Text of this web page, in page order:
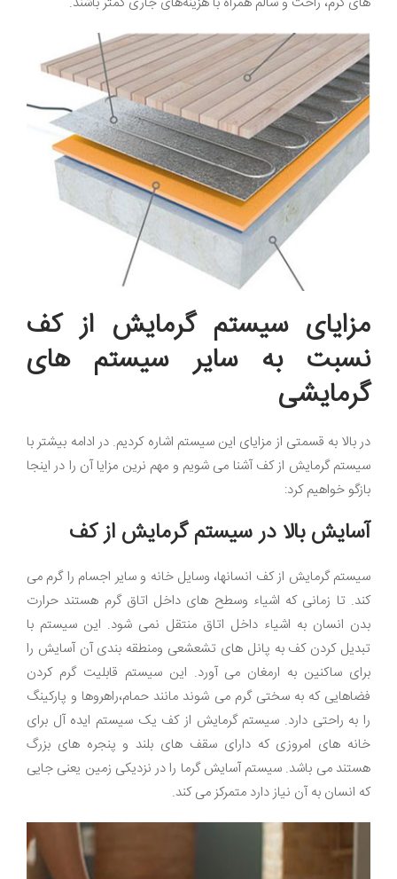
مزایای سیستم گرمایش از کف
نسبت به سایر سیستم های
گرمایشی
در بالا به قسمتی از مزایای این سیستم اشاره کردیم. در ادامه بیشتر با
سیستم گرمایش از کف آشنا می شویم و مهم نرین مزایا آن را در اینجا
بازگو خواهیم کرد:
آسایش بالا در سیستم گرمایش از کف
سیستم گرمایش از کف انسانها، وسایل خانه و سایر اجسام را گرم می
کند. تا زمانی که اشیاء وسطح های داخل اتاق گرم هستند حرارت
بدن انسان به اشیاء داخل اتاق منتقل نمی شود. این سیستم با
تبدیل کردن کف به پانل های تشعشعی ومنطقه بندی آن آسایش را
برای ساکنین به ارمغان می آورد. این سیستم قابلیت گرم کردن
فضاهایی که به سختی گرم می شوند مانند حمام،راهروها و پارکینگ
را به راحتی دارد. سیستم گرمایش از کف یک سیستم ایده آل برای
خانه های امروزی که دارای سقف های بلند و پنجره های بزرگ
هستند می باشد. سیستم آسایش گرما را در نزدیکی زمین یعنی جایی
که انسان به آن نیاز دارد متمرکز می کند.